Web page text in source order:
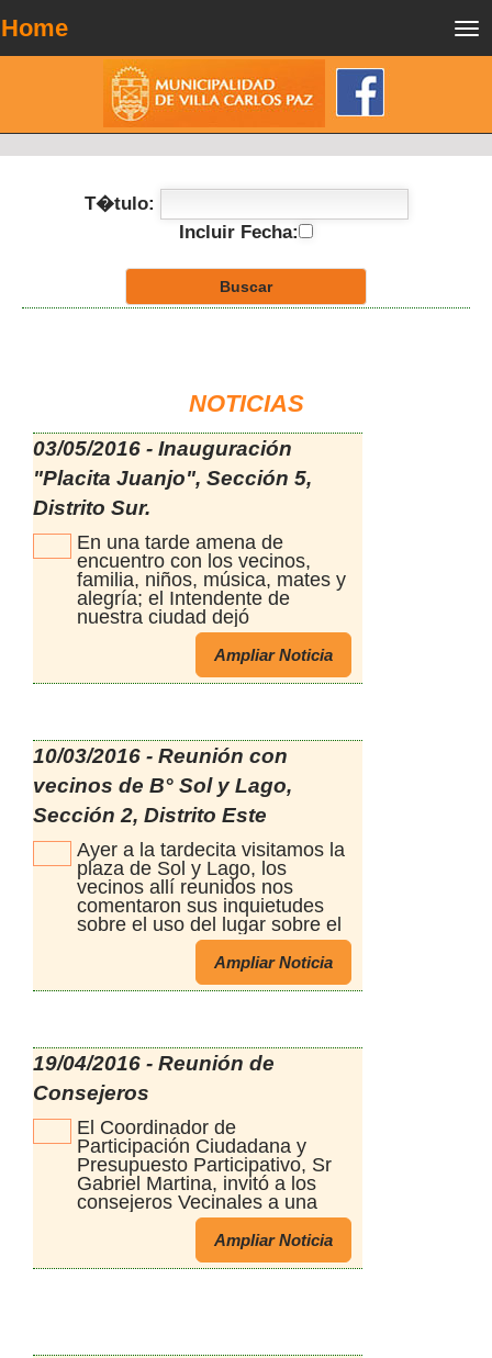
Home
T�tulo:
Incluir Fecha:
NOTICIAS
03/05/2016 - Inauguración
"Placita Juanjo", Sección 5,
Distrito Sur.
En una tarde amena de
encuentro con los vecinos,
familia, niños, música, mates y
alegría; el Intendente de
nuestra ciudad dejó
formalmente inaugurada la
placita "Juanjo" en el B° Villa
Independencia, elegida por los
Ampliar Noticia
10/03/2016 - Reunión con
vecinos de B° Sol y Lago,
Sección 2, Distrito Este
Ayer a la tardecita visitamos la
plaza de Sol y Lago, los
vecinos allí reunidos nos
comentaron sus inquietudes
sobre el uso del lugar sobre el
diseño compartido. Además
mostraron su alegría y
satisfacción por el uso que
plaza a través del PP Así
Terminamos con las primeras
reuniones de este año de
recorrido por las plazas, en
algunas se iniciará la 1ra etapa
de construcción de lo diseñado
y acordado con los vecinos y
en otras continuaran las 2das y
3ras etapas de
refuncionalizacion de estos
espacios de encuentro al aire
Ampliar Noticia
19/04/2016 - Reunión de
Consejeros
El Coordinador de
Participación Ciudadana y
Presupuesto Participativo, Sr
Gabriel Martina, invitó a los
consejeros Vecinales a una
reunión el día martes 19 de
abril a las 18 hs en Liniers 81,
para socializar nueva
Ampliar Noticia